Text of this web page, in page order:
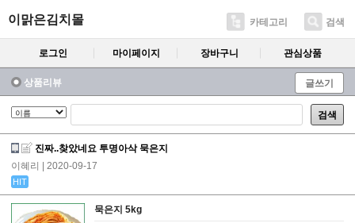
이맑은김치몰 카테고리 검색
로그인 마이페이지 장바구니 관심상품
상품리뷰 글쓰기
검색
진짜..찾았네요 투명아삭 묵은지
이혜리 | 2020-09-17
HIT
묵은지 5kg